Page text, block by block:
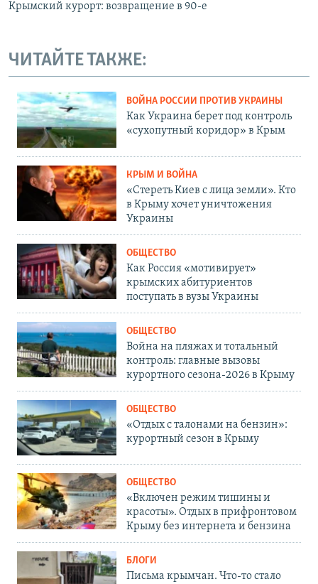
Крымский курорт: возвращение в 90-е
ЧИТАЙТЕ ТАКЖЕ:
ВОЙНА РОССИИ ПРОТИВ УКРАИНЫ
Как Украина берет под контроль
«сухопутный коридор» в Крым
КРЫМ И ВОЙНА
«Стереть Киев с лица земли». Кто
в Крыму хочет уничтожения
Украины
ОБЩЕСТВО
Как Россия «мотивирует»
крымских абитуриентов
поступать в вузы Украины
ОБЩЕСТВО
Война на пляжах и тотальный
контроль: главные вызовы
курортного сезона-2026 в Крыму
ОБЩЕСТВО
«Отдых с талонами на бензин»:
курортный сезон в Крыму
ОБЩЕСТВО
«Включен режим тишины и
красоты». Отдых в прифронтовом
Крыму без интернета и бензина
БЛОГИ
Письма крымчан. Что-то стало